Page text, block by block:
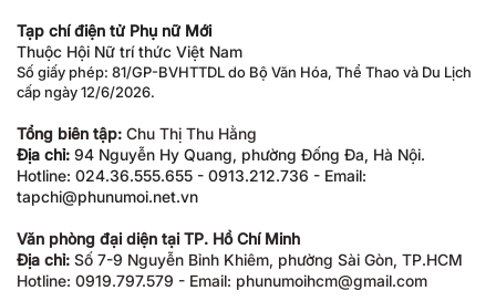
Tạp chí điện tử Phụ nữ Mới
Thuộc Hội Nữ trí thức Việt Nam
Số giấy phép: 81/GP-BVHTTDL do Bộ Văn Hóa, Thể Thao và Du Lịch
cấp ngày 12/6/2026.
Tổng biên tập: Chu Thị Thu Hằng
Địa chỉ: 94 Nguyễn Hy Quang, phường Đống Đa, Hà Nội.
Hotline: 024.36.555.655 - 0913.212.736 - Email:
tapchi@phunumoi.net.vn
Văn phòng đại diện tại TP. Hồ Chí Minh
Địa chỉ: Số 7-9 Nguyễn Bỉnh Khiêm, phường Sài Gòn, TP.HCM
Hotline: 0919.797.579 - Email: phunumoihcm@gmail.com